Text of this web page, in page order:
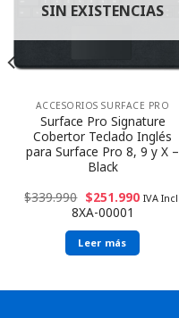
SIN EXISTENCIAS
ACCESORIOS SURFACE PRO
Surface Pro Signature
Cobertor Teclado Inglés
para Surface Pro 8, 9 y X –
Black
$339.990 $251.990 IVA Incl.
8XA-00001
Leer más